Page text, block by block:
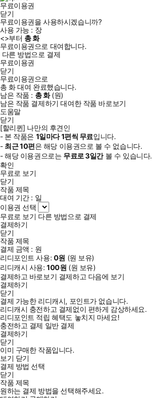
무료이용권
닫기
무료이용권을 사용하시겠습니까?
사용 가능 : 장
<>부터 총화
무료이용권으로 대여합니다.
다른 방법으로 결제
무료이용권
닫기
무료이용권으로
총 화대여 완료했습니다.
남은 작품 : 총화(원)
남은 작품 결제하기 대여한 작품 바로보기
도움말
닫기
[할리퀸] 나만의 후견인
- 본 작품은 1일마다1편씩 무료입니다.
- 최근10편은 해당 이용권으로 볼 수 없습니다.
- 해당 이용권으로는 무료로3일간볼 수 있습니다.
확인
무료로 보기
닫기
작품 제목
대여 기간 : 일
이용권 선택
무료로 보기 다른 방법으로 결제
결제하기
닫기
작품 제목
결제 금액 : 원
리디포인트 사용: 0원 (원 보유)
리디캐시 사용:100원 (원 보유)
결제하고 바로보기 결제하고 다음에 보기
결제하기
닫기
결제 가능한 리디캐시, 포인트가 없습니다.
리디캐시 충전하고 결제없이 편하게 감상하세요.
리디포인트 적립 혜택도 놓치지 마세요!
충전하고 결제 일반 결제
결제하기
닫기
이미 구매한 작품입니다.
보기 닫기
결제 방법 선택
닫기
작품 제목
원하는 결제 방법을 선택해주세요.